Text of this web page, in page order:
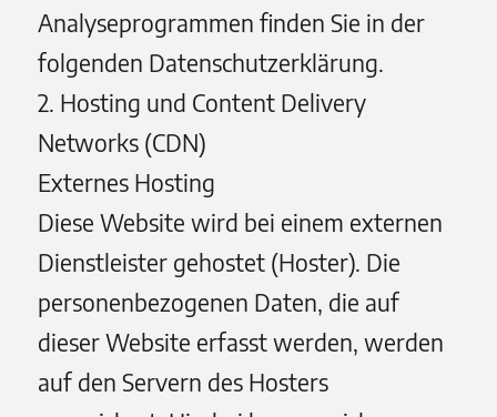
Analyseprogrammen finden Sie in der
folgenden Datenschutzerklärung.
2. Hosting und Content Delivery
Networks (CDN)
Externes Hosting
Diese Website wird bei einem externen
Dienstleister gehostet (Hoster). Die
personenbezogenen Daten, die auf
dieser Website erfasst werden, werden
auf den Servern des Hosters